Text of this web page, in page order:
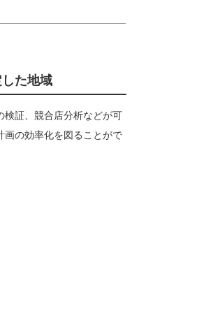
た地域
検証、競合店分析などが可
画の効率化を図ることがで